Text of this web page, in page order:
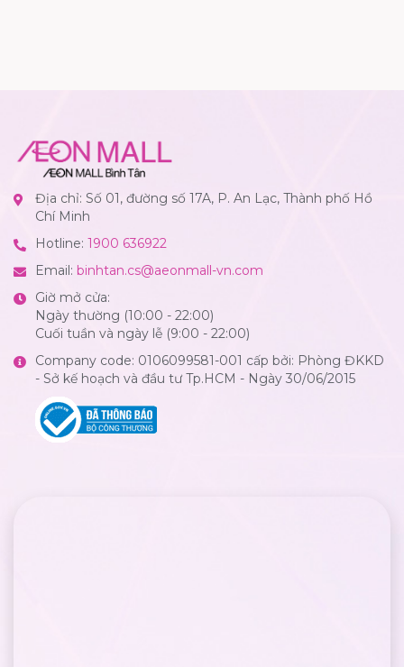
Địa chỉ: Số 01, đường số 17A, P. An Lạc, Thành phố Hồ
Chí Minh
Hotline: 1900 636922
Email: binhtan.cs@aeonmall-vn.com
Giờ mở cửa:
Ngày thường (10:00 - 22:00)
Cuối tuần và ngày lễ (9:00 - 22:00)
Company code: 0106099581-001 cấp bởi: Phòng ĐKKD
- Sở kế hoạch và đầu tư Tp.HCM - Ngày 30/06/2015